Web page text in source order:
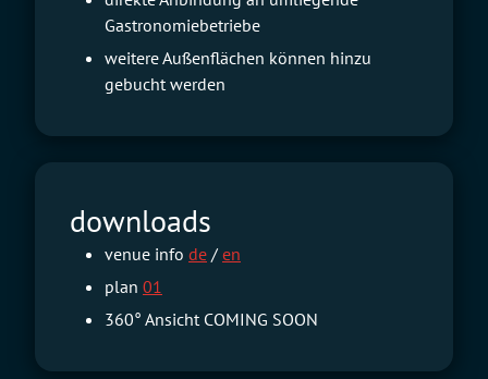
Gastronomiebetriebe
weitere Außenflächen können hinzu
gebucht werden
downloads
venue info de / en
plan 01
360° Ansicht COMING SOON